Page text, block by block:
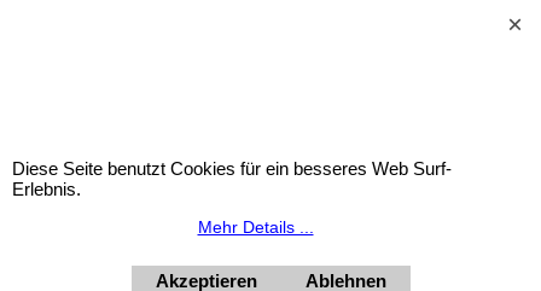
Dienstag - Freitag 10 - 18 Uhr, Samstag 9 - 12 Uhr. Montag
+4369910554131
Diese Seite benutzt Cookies für ein besseres Web Surf-
Erlebnis.
Mehr Details ...
Akzeptieren Ablehnen